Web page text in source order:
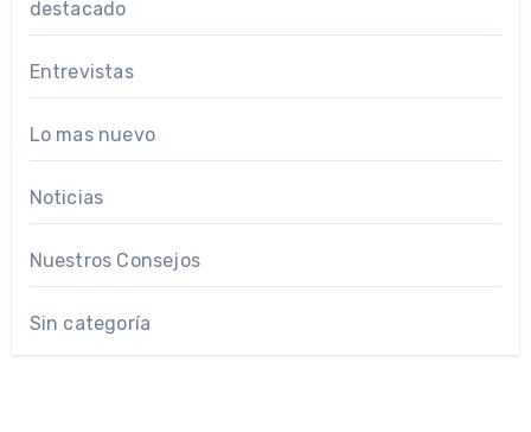
destacado
Entrevistas
Lo mas nuevo
Noticias
Nuestros Consejos
Sin categoría